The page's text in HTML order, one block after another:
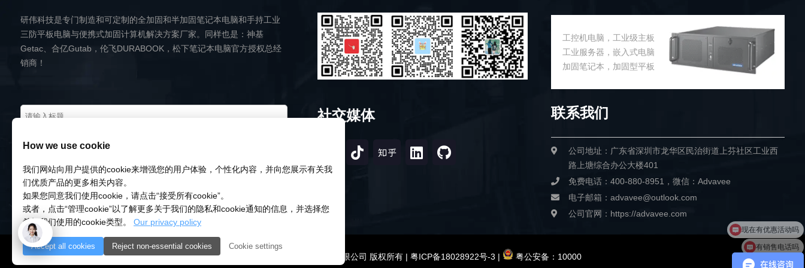
研伟科技是专门制造和可定制的全加固和半加固笔记本电脑和手持工业
三防平板电脑与便携式加固计算机解决方案厂家。同样也是：神基
Getac、合亿Gutab，伦飞DURABOOK，松下笔记本电脑官方授权总经
销商！
社交媒体
工控机电脑，工业级主板
工业服务器，嵌入式电脑
加固笔记本，加固型平板
联系我们
公司地址：广东省深圳市龙华区民治街道上芬社区工业西
路上塘综合办公大楼401
免费电话：400-880-8951，微信：Advavee
电子邮箱：advavee@outlook.com
公司官网：https://advavee.com
© 2018-2026 深圳市研伟科技有限公司 版权所有 | 粤ICP备18028922号-3 | 粤公安备：10000
How we use cookie
我们网站向用户提供的cookie来增强您的用户体验，个性化内容，并向您展示有关我
们优质产品的更多相关内容。
如果您同意我们使用cookie，请点击“接受所有cookie”。
或者，点击“管理cookie”以了解更多关于我们的隐私和cookie通知的信息，并选择您
希望我们使用的cookie类型。 Our privacy policy
Accept all cookies Reject non-essential cookies Cookie settings
有销售电话吗